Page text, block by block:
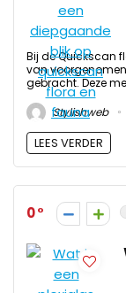
Bij de Quickscan
van
gebracht. Deze
Stylishweb
LEES VERDER
0